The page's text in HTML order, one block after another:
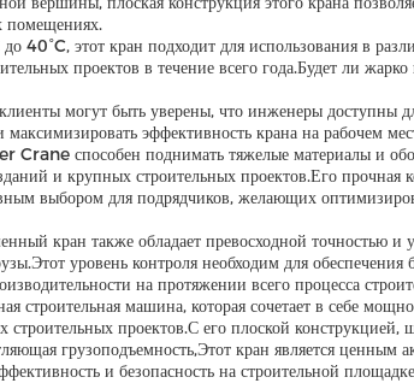
помещениях.
40°C, этот кран подходит для использования в
проектов в течение всего года.Будет ли
могут быть уверены, что инженеры доступны
эффективность крана на рабочем
способен поднимать тяжелые материалы и
и крупных строительных проектов.Его прочная
выбором для подрядчиков, желающих
кран также обладает превосходной точностью и
уровень контроля необходим для обеспечения
на протяжении всего процесса
машина, которая сочетает в себе
строительных проектов.С его плоской конструкцией,
грузоподъемность,Этот кран является ценным
и безопасность на строительной